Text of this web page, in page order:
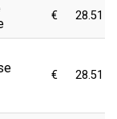
€ 28.51
€ 28.51